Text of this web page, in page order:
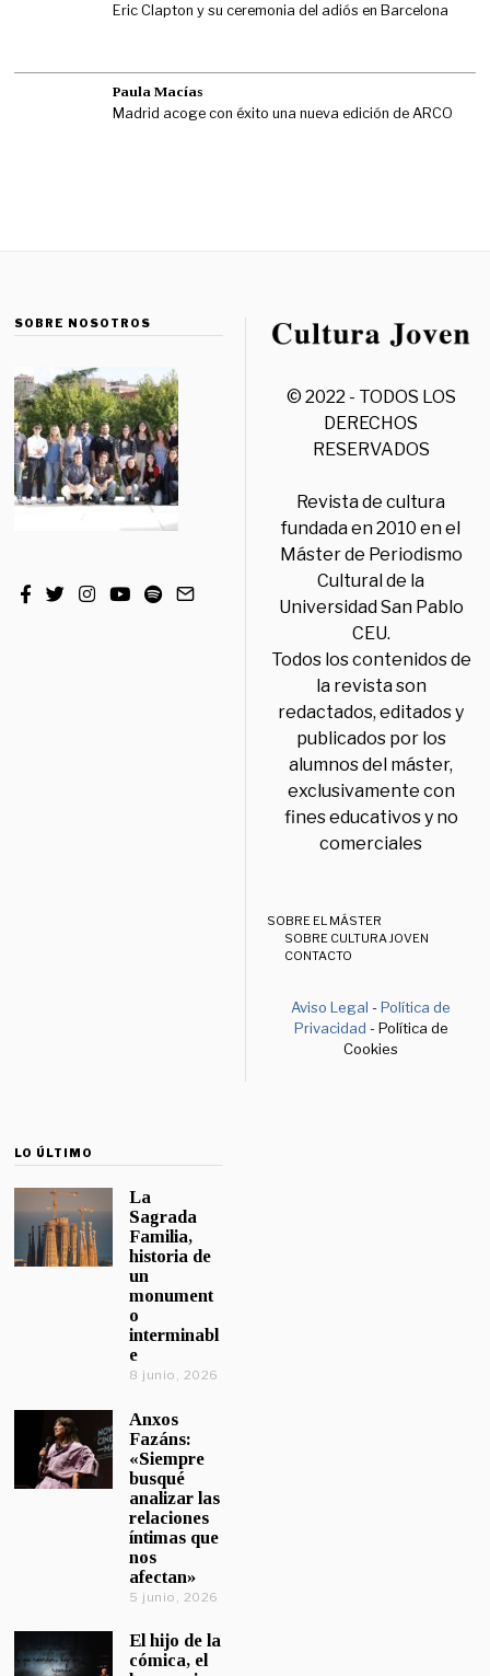
Eric Clapton y su ceremonia del adiós en Barcelona
Paula Macías
Madrid acoge con éxito una nueva edición de ARCO
SOBRE NOSOTROS
© 2022 - TODOS LOS
DERECHOS
RESERVADOS
Revista de cultura
fundada en 2010 en el
Máster de Periodismo
Cultural de la
Universidad San Pablo
CEU.
Todos los contenidos de
la revista son
redactados, editados y
publicados por los
alumnos del máster,
exclusivamente con
fines educativos y no
comerciales
SOBRE EL MÁSTER
SOBRE CULTURA JOVEN
CONTACTO
Aviso Legal -Política de
Privacidad - Política de
Cookies
LO ÚLTIMO
La
Sagrada
Familia,
historia de
un
monument
o
interminabl
e
8 junio, 2026
Anxos
Fazáns:
«Siempre
busqué
analizar las
relaciones
íntimas que
nos
afectan»
5 junio, 2026
El hijo de la
cómica, el